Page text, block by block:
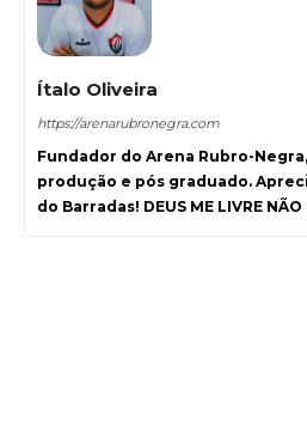
Ítalo Oliveira
https://arenarubronegra.com
Fundador do Arena Rubro-
produção e pós graduado.
do Barradas! DEUS ME LIVRE NÃO